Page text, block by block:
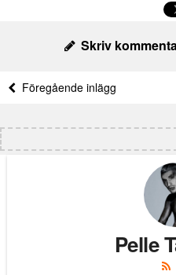
Skriv
Föregående inlägg
Pelle